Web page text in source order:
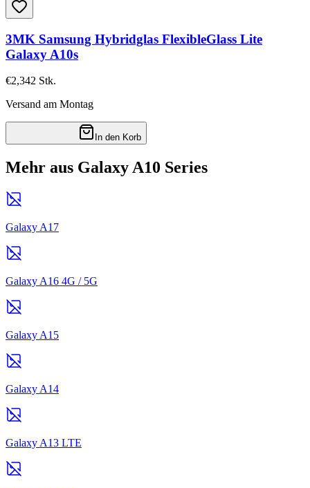
3MK Samsung Hybridglas FlexibleGlass Lite
Galaxy A10s
€2,342 Stk.
Versand am Montag
In den Korb
Mehr aus Galaxy A10 Series
Galaxy A17
Galaxy A16 4G / 5G
Galaxy A15
Galaxy A14
Galaxy A13 LTE